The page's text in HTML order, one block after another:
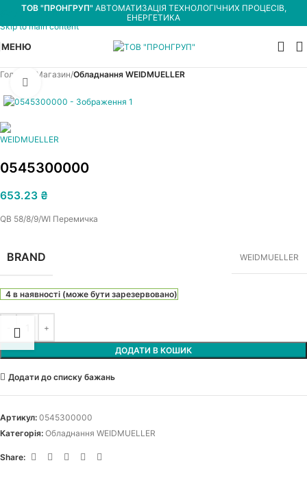
Skip to navigation
Skip to main content
ТОВ "ПРОНГРУП" АВТОМАТИЗАЦІЯ ТЕХНОЛОГІЧНИХ ПРОЦЕСІВ,
ЕНЕРГЕТИКА
МЕНЮ
Головна Магазин Обладнання WEIDMUELLER
0545300000
653.23 ₴
QB 58/8/9/WI Перемичка
BRAND WEIDMUELLER
4 в наявності (може бути зарезервовано)
ДОДАТИ В КОШИК
Додати до списку бажань
Артикул: 0545300000
Категорія: Обладнання WEIDMUELLER
Share: